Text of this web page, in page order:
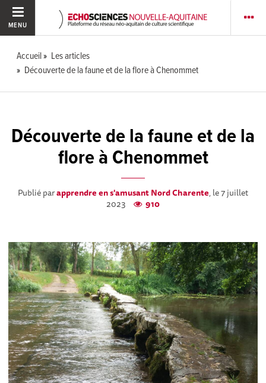
MENU
Accueil
Les articles
Découverte de la faune et de la flore à Chenommet
Découverte de la faune et de la
flore à Chenommet
Publié parapprendre en s'amusant Nord Charente, le 7 juillet
2023
910